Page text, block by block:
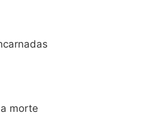
morte